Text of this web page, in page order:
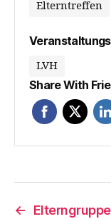
Elterntreffen
LVH
Share With
←